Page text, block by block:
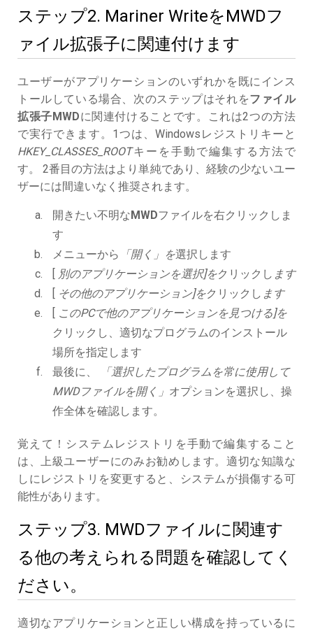
ステップ2. Mariner WriteをMWDフ
ァイル拡張子に関連付けます
ユーザーがアプリケーションのいずれかを既にインス
トールしている場合、次のステップはそれをファイル
拡張子MWDに関連付けることです。これは2つの方法
で実行できます。1つは、Windowsレジストリキーと
HKEY_CLASSES_ROOTキーを手動で編集する方法で
す。 2番目の方法はより単純であり、経験の少ないユー
ザーには間違いなく推奨されます。
開きたい不明なMWDファイルを右クリックしま
す
メニューから
「開く」を選択します
[ 別のアプリケーションを選択]をクリックし ます
[ その他のアプリケーション]をクリックし ます
[ このPCで他のアプリケーションを見つける]を
クリックし、適切なプログラムのインストール
場所を指定します
最後に、
「選択したプログラムを常に使用して
MWDファイルを開く」 オプションを選択し、操
作全体を確認します。
覚えて！システムレジストリを手動で編集すること
は、上級ユーザーにのみお勧めします。適切な知識な
しにレジストリを変更すると、システムが損傷する可
能性があります。
ステップ3. MWDファイルに関連す
る他の考えられる問題を確認してく
ださい。
適切なアプリケーションと正しい構成を持っているに